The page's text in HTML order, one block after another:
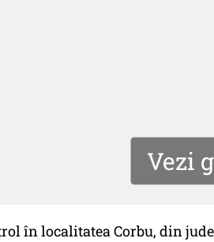
Vezi
în localitatea Corbu, din